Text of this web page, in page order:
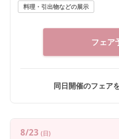
料理・引出物などの展示
フェア
同日開催のフェア
8/23 (日)